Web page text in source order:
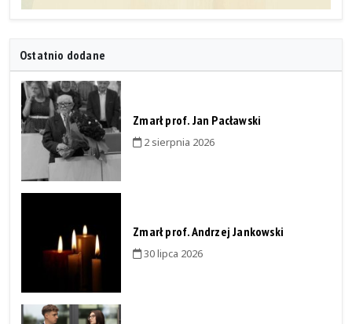
Ostatnio dodane
Zmarł prof. Jan Pacławski
2 sierpnia 2026
Zmarł prof. Andrzej Jankowski
30 lipca 2026